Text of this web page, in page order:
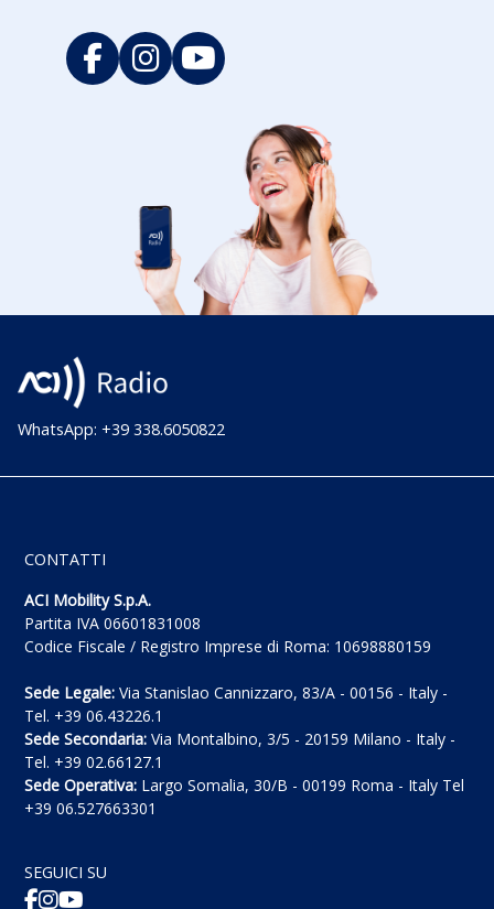
WhatsApp: +39 338.6050822
CONTATTI
ACI Mobility S.p.A.
Partita IVA 06601831008
Codice Fiscale / Registro Imprese di Roma: 10698880159
Sede Legale: Via Stanislao Cannizzaro, 83/A - 00156 - Italy -
Tel. +39 06.43226.1
Sede Secondaria: Via Montalbino, 3/5 - 20159 Milano - Italy -
Tel. +39 02.66127.1
Sede Operativa: Largo Somalia, 30/B - 00199 Roma - Italy Tel
+39 06.527663301
SEGUICI SU